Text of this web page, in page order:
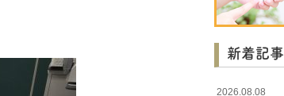
新着記事
2026.08.08